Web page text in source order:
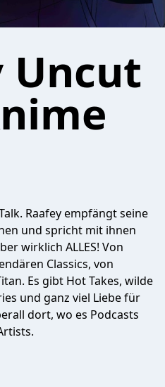
Uncut
Raafey empfängt seine
und spricht mit ihnen
wirklich ALLES! Von
Classics, von
Es gibt Hot Takes, wilde
und ganz viel Liebe für
dort, wo es Podcasts